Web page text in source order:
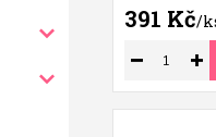
391 Kč/